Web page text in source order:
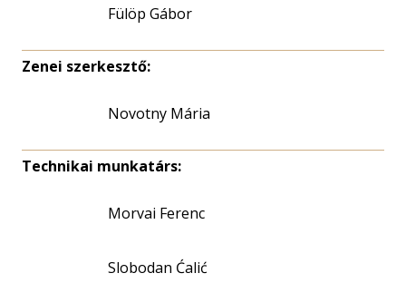
Fülöp Gábor
Zenei szerkesztő:
Novotny Mária
Technikai munkatárs:
Morvai Ferenc
Slobodan Ćalić